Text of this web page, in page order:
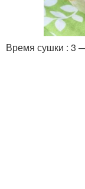
Время сушки : 3